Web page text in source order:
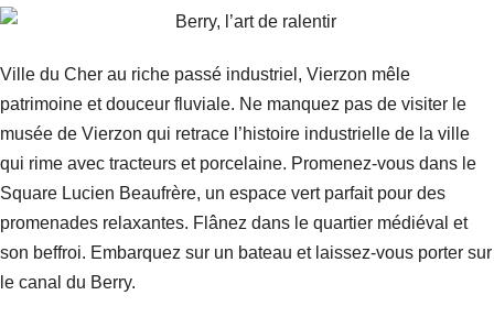
Ville du Cher au riche passé industriel, Vierzon mêle
patrimoine et douceur fluviale. Ne manquez pas de visiter le
musée de Vierzon qui retrace l’histoire industrielle de la ville
qui rime avec tracteurs et porcelaine. Promenez-vous dans le
Square Lucien Beaufrère, un espace vert parfait pour des
promenades relaxantes. Flânez dans le quartier médiéval et
son beffroi. Embarquez sur un bateau et laissez-vous porter sur
le canal du Berry.